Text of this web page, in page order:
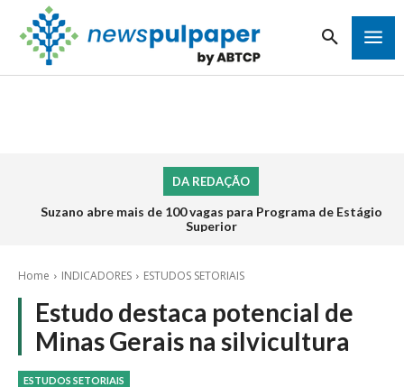
DA REDAÇÃO
Suzano abre mais de 100 vagas para Programa de Estágio
Superior
Home INDICADORES ESTUDOS SETORIAIS
Estudo destaca potencial de
Minas Gerais na silvicultura
ESTUDOS SETORIAIS